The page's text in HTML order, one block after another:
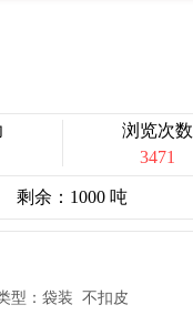
浏览次数
3471
剩余：1000 吨
型：袋装 不扣皮